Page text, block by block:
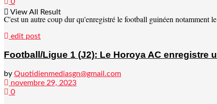
View All Result
C'est un autre coup dur qu'enregistré le football guinéen notamment
edit post
Football/Ligue 1 (J2): Le Horoya AC enregistre
by Quotidienmediasgn@gmail.com
novembre 29, 2023
0